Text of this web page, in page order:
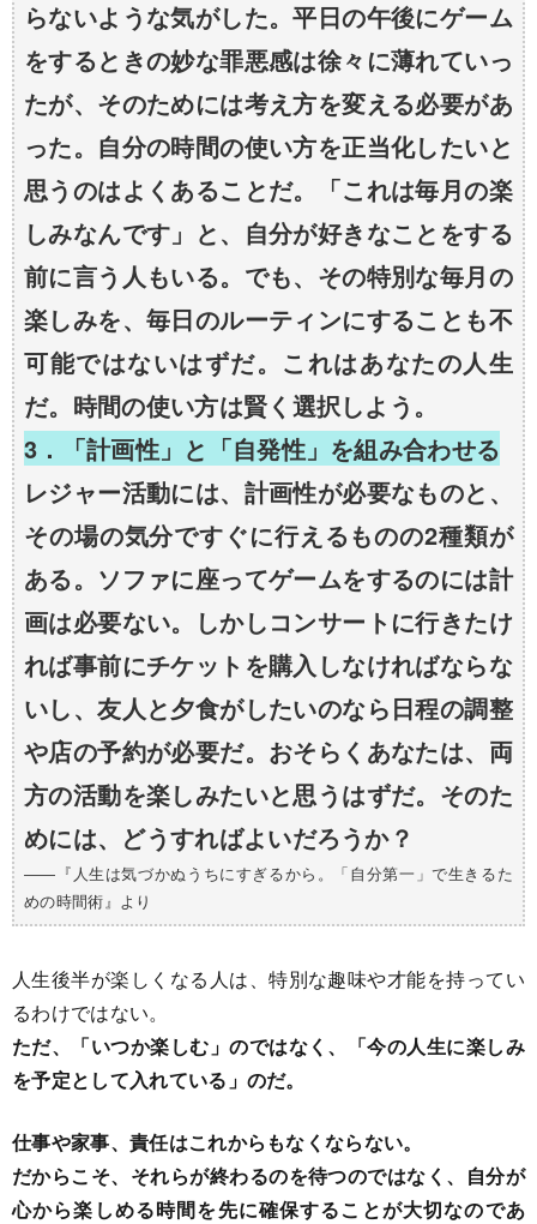
らないような気がした。平日の午後にゲーム
をするときの妙な罪悪感は徐々に薄れていっ
たが、そのためには考え方を変える必要があ
った。自分の時間の使い方を正当化したいと
思うのはよくあることだ。「これは毎月の楽
しみなんです」と、自分が好きなことをする
前に言う人もいる。でも、その特別な毎月の
楽しみを、毎日のルーティンにすることも不
可能ではないはずだ。これはあなたの人生
だ。時間の使い方は賢く選択しよう。
3．「計画性」と「自発性」を組み合わせる
レジャー活動には、計画性が必要なものと、
その場の気分ですぐに行えるものの2種類が
ある。ソファに座ってゲームをするのには計
画は必要ない。しかしコンサートに行きたけ
れば事前にチケットを購入しなければならな
いし、友人と夕食がしたいのなら日程の調整
や店の予約が必要だ。おそらくあなたは、両
方の活動を楽しみたいと思うはずだ。そのた
めには、どうすればよいだろうか？
――『人生は気づかぬうちにすぎるから。「自分第一」で生きるた
めの時間術』より
人生後半が楽しくなる人は、特別な趣味や才能を持ってい
るわけではない。
ただ、「いつか楽しむ」のではなく、「今の人生に楽しみ
を予定として入れている」のだ。
仕事や家事、責任はこれからもなくならない。
だからこそ、それらが終わるのを待つのではなく、自分が
心から楽しめる時間を先に確保することが大切なのであ